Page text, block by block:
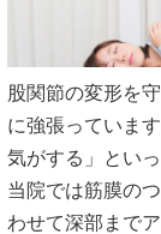
股関節の変形を
に強張っていま
気がする」とい
当院では筋膜の
わせて深部まで